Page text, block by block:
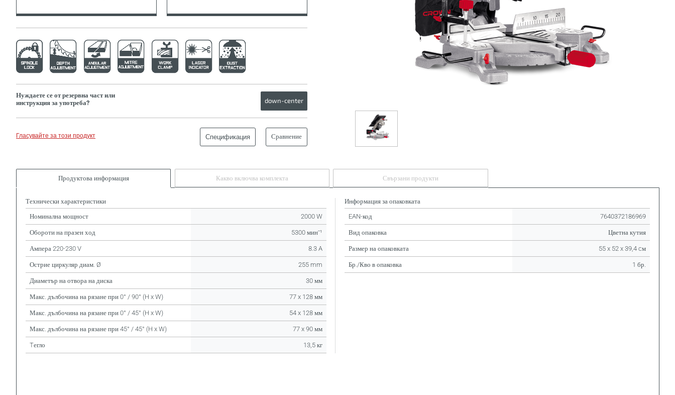
Нуждаете се от резервна част или
инструкция за употреба?
down-center
Гласувайте за този продукт Сравнение
Спецификация
Продуктова информация Какво включва комплекта Свързани продукти
Технически характеристики
Номинална мощност
2000 W
Обороти на празен ход 5300 минˉ¹
Ампера 220-230 V 8.3 A
Острие циркуляр диам. Ø 255 mm
Диаметър на отвора на диска 30 мм
Макс. дълбочина на рязане при 0° / 90° (H x W) 77 x 128 мм
Макс. дълбочина на рязане при 0° / 45° (H x W) 54 x 128 мм
Макс. дълбочина на рязане при 45° / 45° (H x W) 77 x 90 мм
Tегло 13,5 кг
Информация за опаковката
EAN-код
7640372186969
Вид опаковка Цветна кутия
Размер на опаковката 55 x 52 x 39,4 cм
Бр./Кво в опаковка 1 бр.